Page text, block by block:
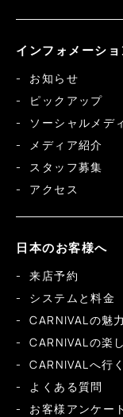
インフォメーショ
お知らせ
ピックアップ
ソーシャルメデ
メディア紹介
スタッフ募集
アクセス
日本のお客様へ
来店予約
システムと料金
CARNIVALの魅力
CARNIVALの楽
CARNIVALへ行
よくある質問
お客様アンケート